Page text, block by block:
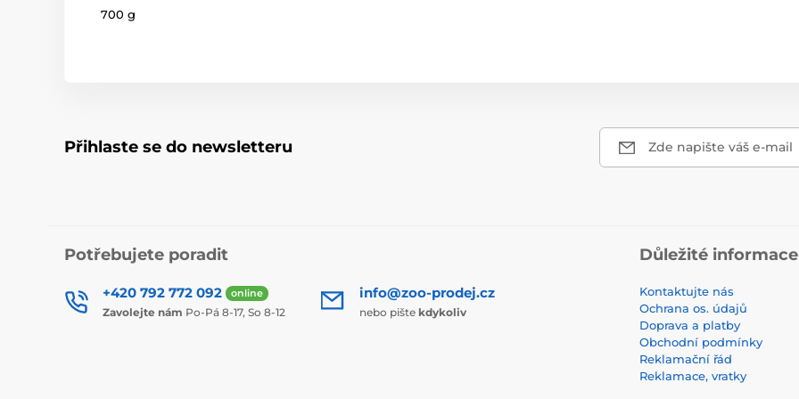
700 g
Přihlaste se do newsletteru Zde napište váš e-mail
Potřebujete poradit
+420 792 772 092 online
Zavolejte nám Po-Pá 8-17, So 8-12
info@zoo-prodej.cz
nebo pište kdykoliv
Důležité informace
Kontaktujte nás
Ochrana os. údajů
Doprava a platby
Obchodní podmínky
Reklamační řád
Reklamace, vratky